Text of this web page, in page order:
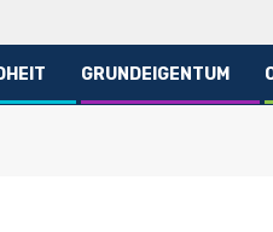
GRUNDEIGENTUM